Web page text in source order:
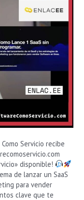
Servicio recibe
disponible!
de lanzar un SaaS
para vender
clave que te